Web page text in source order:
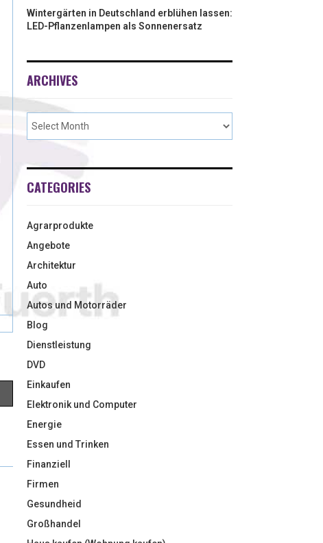
Wintergärten in Deutschland erblühen lassen:
LED-Pflanzenlampen als Sonnenersatz
ARCHIVES
CATEGORIES
Agrarprodukte
Angebote
Architektur
Auto
Autos und Motorräder
Blog
Dienstleistung
DVD
Einkaufen
Elektronik und Computer
Energie
Essen und Trinken
Finanziell
Firmen
Gesundheid
Großhandel